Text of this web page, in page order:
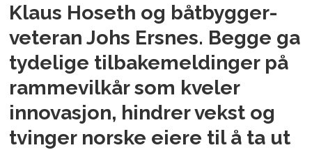
Klaus Hoseth og båtbygger-
veteranJohs Ersnes. Begge ga
tydelige tilbakemeldinger på
rammevilkår som kveler
innovasjon, hindrer vekst og
tvinger norske eiere til å ta ut